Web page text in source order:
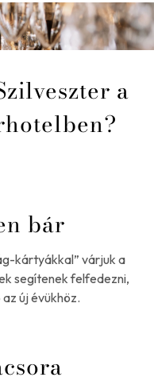
a
bár
kártyákkal” várjuk a
segítenek felfedezni,
új évükhöz.